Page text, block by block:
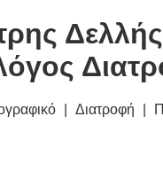
Διατροφή